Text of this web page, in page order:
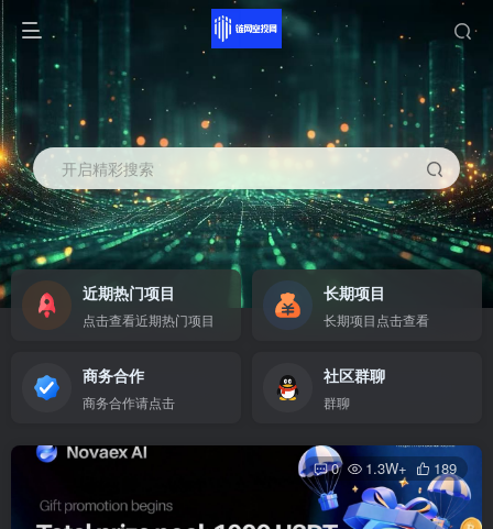
开启精彩搜索
近期热门项目
点击查看近期热门项目
长期项目
长期项目点击查看
商务合作
商务合作请点击
社区群聊
群聊
0 1.3W+ 189